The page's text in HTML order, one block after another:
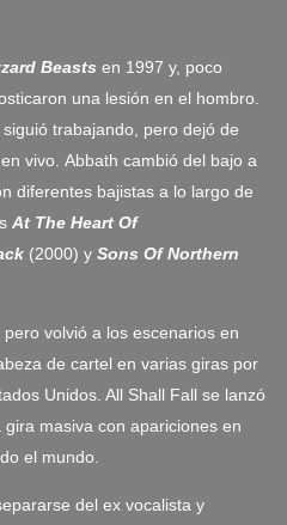
Beasts en 1997 y, poco
una lesión en el hombro.
trabajando, pero dejó de
vivo. Abbath cambió del bajo a
diferentes bajistas a lo largo de
At The Heart Of
(2000) y Sons Of Northern
volvió a los escenarios en
de cartel en varias giras por
Unidos. All Shall Fall se lanzó
masiva con apariciones en
el mundo.
del ex vocalista y